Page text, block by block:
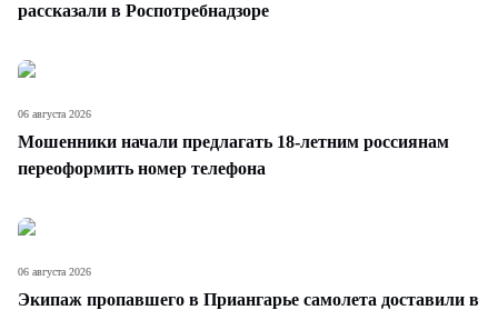
рассказали в Роспотребнадзоре
Мошенники начали предлагать 18-летним россиянам
переоформить номер телефона
06 августа 2026
Экипаж пропавшего в Приангарье самолета доставили в
06 августа 2026